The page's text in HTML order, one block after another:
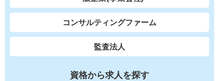
コンサルティングファーム
監査法人
資格から求人を探す